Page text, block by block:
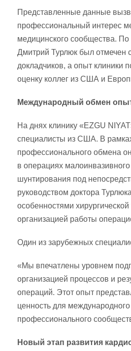
Представленные данные
профессиональный интерес
медицинского сообщества. По
Дмитрий Турлюк был отмечен
докладчиков, а опыт клиники
оценку коллег из США и
Международный обмен
На днях клинику «EZGU
специалисты из США. В
профессионального обмена
в операциях
шунтирования под
руководством доктора
особенностями хирургической
организацией работы
Один из зарубежных
«Мы впечатлены уровнем
организацией процессов и
операций. Этот опыт
ценность для международного
профессионального
Новый этап развития